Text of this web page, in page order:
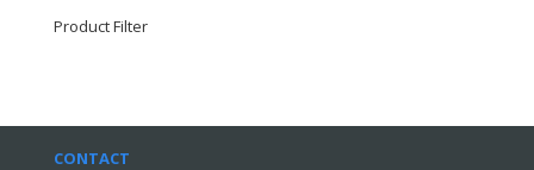
Product Filter
CONTACT